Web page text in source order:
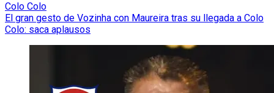
Colo Colo
El gran gesto de Vozinha con Maureira tras su llegada a Colo
Colo: saca aplausos